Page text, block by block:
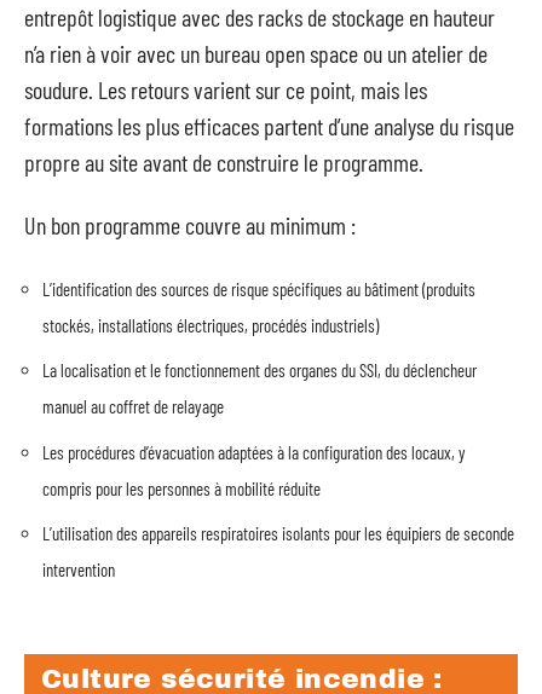
entrepôt logistique avec des racks de stockage en hauteur
n’a rien à voir avec un bureau open space ou un atelier de
soudure. Les retours varient sur ce point, mais les
formations les plus efficaces partent d’une analyse du risque
propre au site avant de construire le programme.
Un bon programme couvre au minimum :
L’identification des sources de risque spécifiques au bâtiment (produits
stockés, installations électriques, procédés industriels)
La localisation et le fonctionnement des organes du SSI, du déclencheur
manuel au coffret de relayage
Les procédures d’évacuation adaptées à la configuration des locaux, y
compris pour les personnes à mobilité réduite
L’utilisation des appareils respiratoires isolants pour les équipiers de seconde
intervention
Culture sécurité incendie :